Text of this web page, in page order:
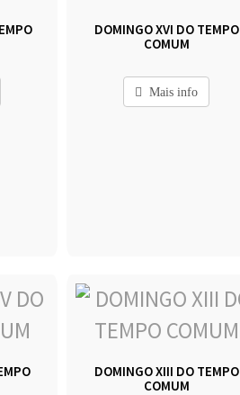
DOMINGO XVI DO TEMPO
COMUM
Mais info
DOMINGO XIII DO TEMPO
COMUM